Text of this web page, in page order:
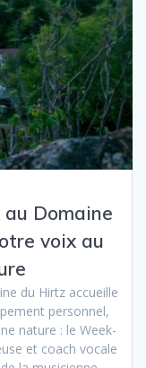
Domaine
voix au
du Hirtz accueille
personnel,
nature : le Week-
et coach vocale